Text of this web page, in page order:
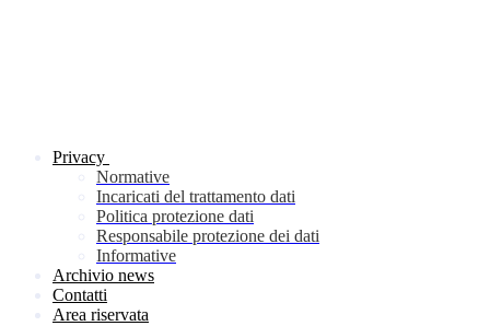
Privacy
Normative
Incaricati del trattamento dati
Politica protezione dati
Responsabile protezione dei dati
Informative
Archivio news
Contatti
Area riservata